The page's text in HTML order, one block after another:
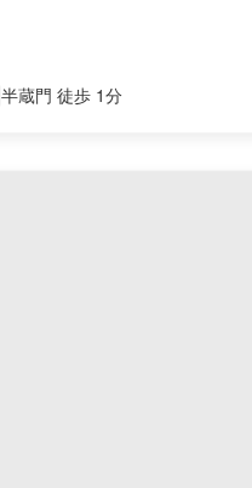
半蔵門 徒歩 1分